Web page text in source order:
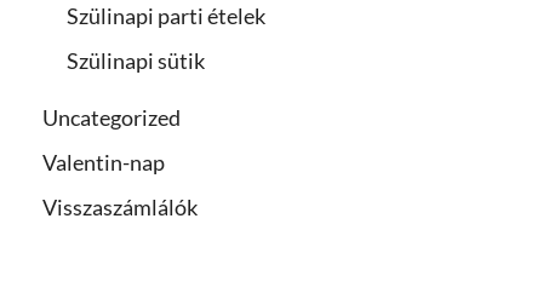
Szülinapi parti ételek
Szülinapi sütik
Uncategorized
Valentin-nap
Visszaszámlálók